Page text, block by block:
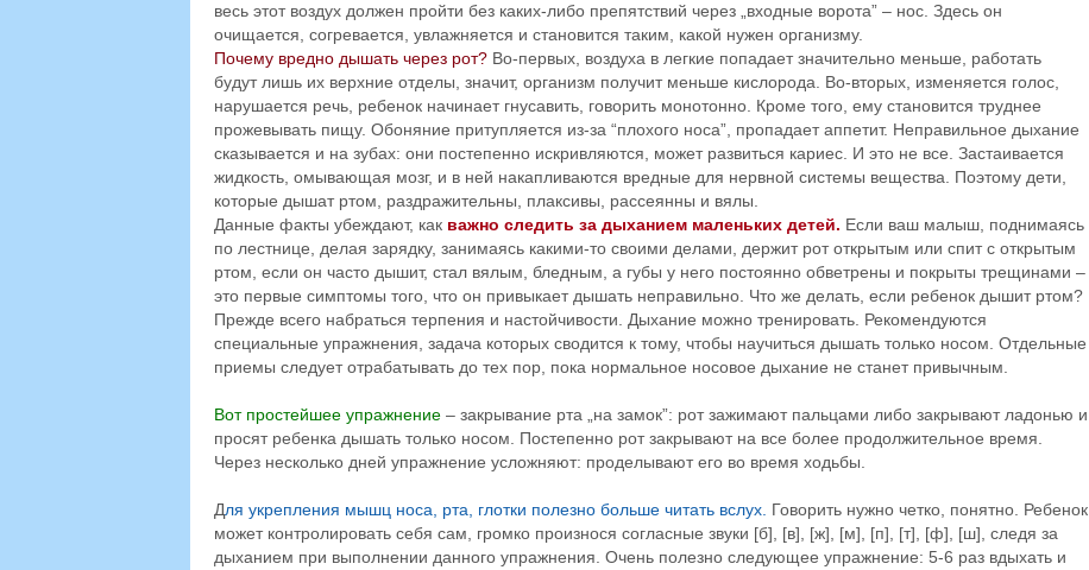
весь этот воздух должен пройти без каких-либо препятствий через „входные ворота” – нос. Здесь он
очищается, согревается, увлажняется и становится таким, какой нужен организму.
Почему вредно дышать через рот? Во-первых, воздуха в легкие попадает значительно меньше, работать
будут лишь их верхние отделы, значит, организм получит меньше кислорода. Во-вторых, изменяется голос,
нарушается речь, ребенок начинает гнусавить, говорить монотонно. Кроме того, ему становится труднее
прожевывать пищу. Обоняние притупляется из-за “плохого носа”, пропадает аппетит. Неправильное дыхание
сказывается и на зубах: они постепенно искривляются, может развиться кариес. И это не все. Застаивается
жидкость, омывающая мозг, и в ней накапливаются вредные для нервной системы вещества. Поэтому дети,
которые дышат ртом, раздражительны, плаксивы, рассеянны и вялы.
Данные факты убеждают, как важно следить за дыханием маленьких детей. Если ваш малыш, поднимаясь
по лестнице, делая зарядку, занимаясь какими-то своими делами, держит рот открытым или спит с открытым
ртом, если он часто дышит, стал вялым, бледным, а губы у него постоянно обветрены и покрыты трещинами –
это первые симптомы того, что он привыкает дышать неправильно. Что же делать, если ребенок дышит ртом?
Прежде всего набраться терпения и настойчивости. Дыхание можно тренировать. Рекомендуются
специальные упражнения, задача которых сводится к тому, чтобы научиться дышать только носом. Отдельные
приемы следует отрабатывать до тех пор, пока нормальное носовое дыхание не станет привычным.
Вот простейшее упражнение – закрывание рта „на замок”: рот зажимают пальцами либо закрывают ладонью и
просят ребенка дышать только носом. Постепенно рот закрывают на все более продолжительное время.
Через несколько дней упражнение усложняют: проделывают его во время ходьбы.
Для укрепления мышц носа, рта, глотки полезно больше читать вслух. Говорить нужно четко, понятно. Ребенок
может контролировать себя сам, громко произнося согласные звуки [б], [в], [ж], [м], [п], [т], [ф], [ш], следя за
дыханием при выполнении данного упражнения. Очень полезно следующее упражнение: 5-6 раз вдыхать и